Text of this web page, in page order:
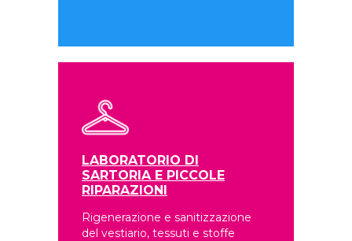
LABORATORIO DI
SARTORIA E PICCOLE
RIPARAZIONI
Rigenerazione e sanitizzazione
del vestiario, tessuti e stoffe